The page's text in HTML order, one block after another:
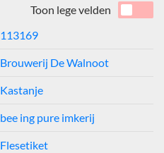
Toon lege velden
113169
Brouwerij De Walnoot
Kastanje
bee ing pure imkerij
Flesetiket